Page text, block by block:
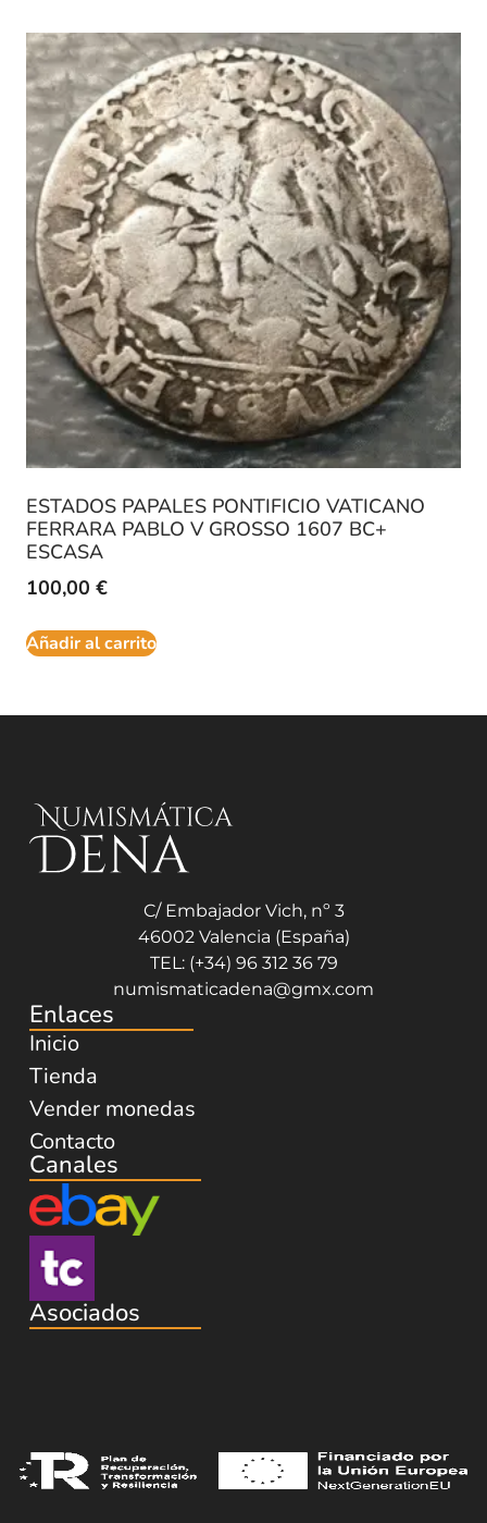
ESTADOS PAPALES PONTIFICIO VATICANO
FERRARA PABLO V GROSSO 1607 BC+
ESCASA
100,00 €
Añadir al carrito
C/ Embajador Vich, nº 3
46002 Valencia (España)
TEL: (+34) 96 312 36 79
numismaticadena@gmx.com
Enlaces
Inicio
Tienda
Vender monedas
Contacto
Canales
Asociados